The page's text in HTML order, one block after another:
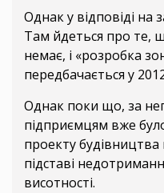
Однак у відповіді на
Там йдеться про те,
немає, і «розробка
передбачається у
Однак поки що, за
підприємцям вже
проекту будівництва
підставі
висотності.